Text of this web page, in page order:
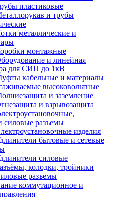
пластиковые
и трубы
металлические и
монтажные
и линейная
для СИП до 1кВ
кабельные и материалы
высоковольтные
и заземление
и взрывозащита
силовые разъемы
изделия
бытовые и сетевые
силовые
колодки, тройники
разъемы
коммутационное и